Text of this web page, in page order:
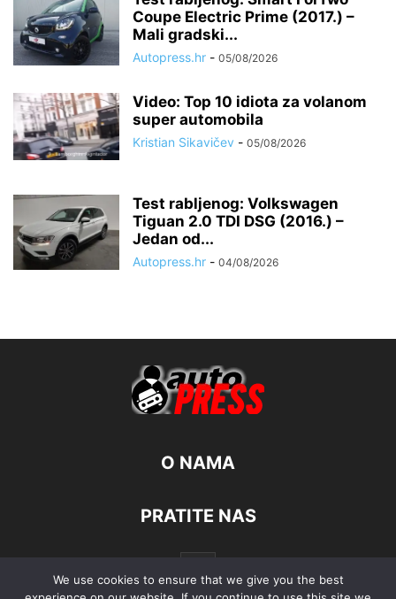
Coupe Electric Prime (2017.) –
Mali gradski...
Autopress.hr - 05/08/2026
Video: Top 10 idiota za volanom
super automobila
Kristian Sikavičev - 05/08/2026
Test rabljenog: Volkswagen
Tiguan 2.0 TDI DSG (2016.) –
Jedan od...
Autopress.hr - 04/08/2026
O NAMA
PRATITE NAS
We use cookies to ensure that we give you the best